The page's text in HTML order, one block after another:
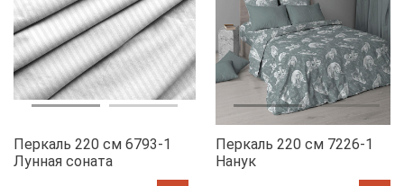
Перкаль 220 см 6793-1
Лунная соната
Перкаль 220 см 7226-1
Нанук